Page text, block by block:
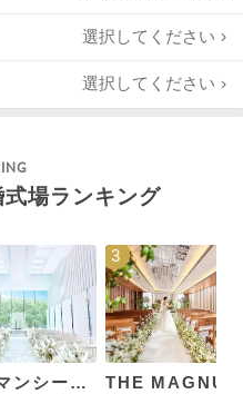
選択してください
選択してください
場ランキング
シャルマンシーナTOKYO
3